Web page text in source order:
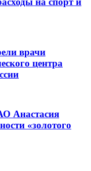
врачи
центра
Анастасия
«золотого